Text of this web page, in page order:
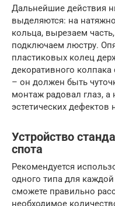
Дальнейшие действия
выделяются: на
кольца, вырезаем
подключаем люстру.
пластиковых колец
декоративного колпака
– он должен быть
монтаж радовал глаз, а
эстетических
Устройство
спота
Рекомендуется
одного типа для
сможете правильно
необходимое